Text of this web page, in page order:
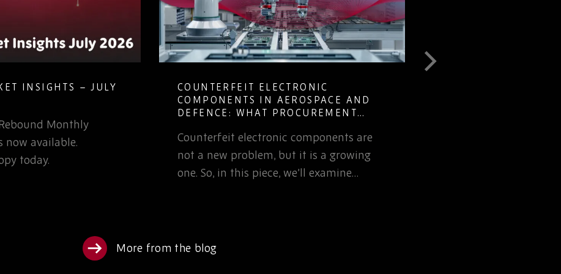
COUNTERFEIT ELECTRONIC
COMPONENTS IN AEROSPACE AND
DEFENCE: WHAT PROCUREMENT
TEAMS NEED TO KNOW
Counterfeit electronic components are
not a new problem, but it is a growing
one. So, in this piece, we’ll examine…
MANAGING COMPONENT EOL AND
OBSOLESCENCE ACROSS LONG-
LIFECYCLE DEFENCE PROGRAMS
Learn how defence procurement teams
can reduce EOL risk through structured
obsolescence planning and trusted
More from the blog